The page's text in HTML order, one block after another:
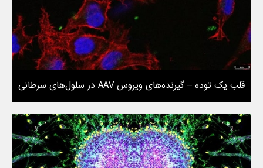
قلب یک توده – گیرنده‌های ویروس AAV در سلول‌های سرطانی